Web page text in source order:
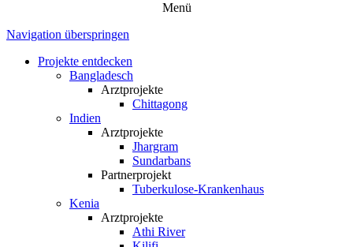
Menü
Navigation überspringen
Projekte entdecken
Bangladesch
Arztprojekte
Chittagong
Indien
Arztprojekte
Jhargram
Sundarbans
Partnerprojekt
Tuberkulose-Krankenhaus
Kenia
Arztprojekte
Athi River